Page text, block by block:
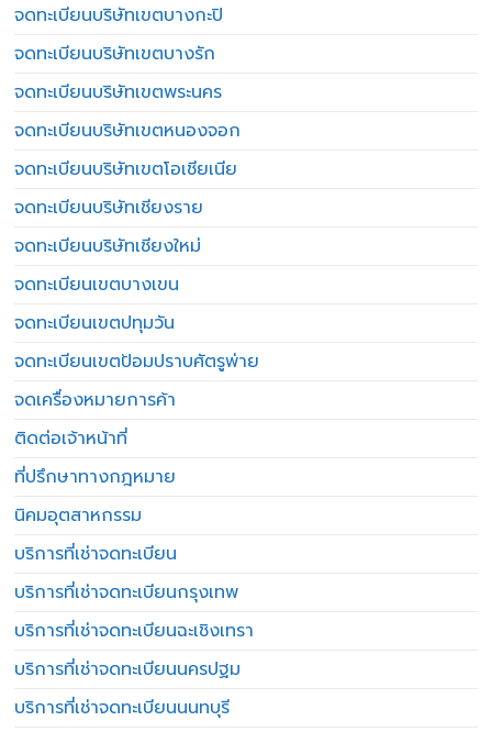
จดทะเบียนบริษัทเขตบางกะปิ
จดทะเบียนบริษัทเขตบางรัก
จดทะเบียนบริษัทเขตพระนคร
จดทะเบียนบริษัทเขตหนองจอก
จดทะเบียนบริษัทเขตโอเชียเนีย
จดทะเบียนบริษัทเชียงราย
จดทะเบียนบริษัทเชียงใหม่
จดทะเบียนเขตบางเขน
จดทะเบียนเขตปทุมวัน
จดทะเบียนเขตป้อมปราบศัตรูพ่าย
จดเครื่องหมายการค้า
ติดต่อเจ้าหน้าที่
ที่ปรึกษาทางกฎหมาย
นิคมอุตสาหกรรม
บริการที่เช่าจดทะเบียน
บริการที่เช่าจดทะเบียนกรุงเทพ
บริการที่เช่าจดทะเบียนฉะเชิงเทรา
บริการที่เช่าจดทะเบียนนครปฐม
บริการที่เช่าจดทะเบียนนนทบุรี